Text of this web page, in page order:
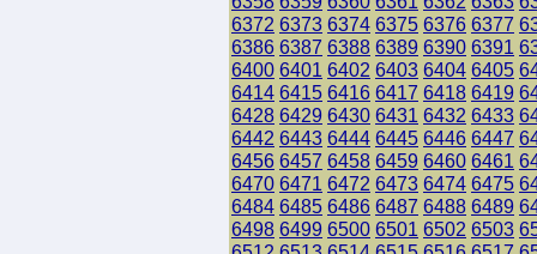
6372 6373 6374 6375 6376 6377
6386 6387 6388 6389 6390 6391
6400 6401 6402 6403 6404 6405
6414 6415 6416 6417 6418 6419
6428 6429 6430 6431 6432 6433
6442 6443 6444 6445 6446 6447
6456 6457 6458 6459 6460 6461
6470 6471 6472 6473 6474 6475
6484 6485 6486 6487 6488 6489
6498 6499 6500 6501 6502 6503